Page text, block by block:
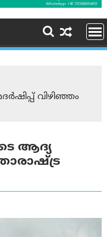
വിഴിഞ്ഞം
ആദ്യ